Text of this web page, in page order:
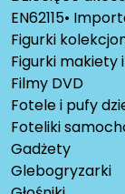
EN62115•
Figurki
Figurki makiety
Filmy DVD
Fotele i pufy
Foteliki
Gadżety
Glebogryzarki